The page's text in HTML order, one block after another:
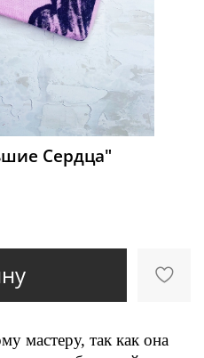
Сердца"
мастеру, так как она